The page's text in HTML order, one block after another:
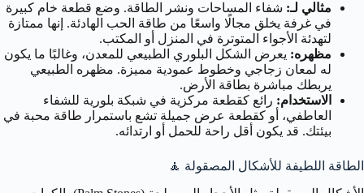
مثالي لـ: شفاء المساحات ونشر الطاقة. وضع قطعة خام كبيرة
في غرفة يخلق مجالًا واسعًا من طاقة الحب الهادئة. إنها ممتازة
لتهدئة الأجواء المتوترة في المنزل أو المكتب.
مظهره: يعرض الشكل البلوري الطبيعي للمعدن، وغالبًا ما يكون
له لمعان زجاجي وخطوط عمودية مميزة. مظهره الطبيعي
يربطك مباشرة بطاقة الأرض.
الاستخدام: رائع كقطعة مركزية في شبكة بلورية للشفاء
العاطفي، أو كقطعة عرض جميلة تشع باستمرار طاقة محبة في
بيئتك. قد يكون أقل راحة للحمل أو ارتدائه.
الطاقة اللطيفة للأشكال المصقولة 🧘